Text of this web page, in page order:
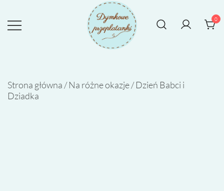
treści
0
Strona główna /Na różne okazje/Dzień Babci i
Dziadka